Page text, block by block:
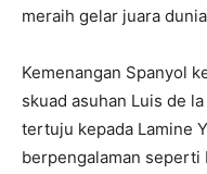
meraih gelar juara
Kemenangan Spanyol
skuad asuhan Luis de
tertuju kepada Lamine
berpengalaman seperti